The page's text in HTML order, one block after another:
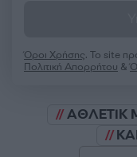
Όροι Χρήσης. Το site
Πολιτική Απορρήτου &
ΑΘΛΕΤΙΚ